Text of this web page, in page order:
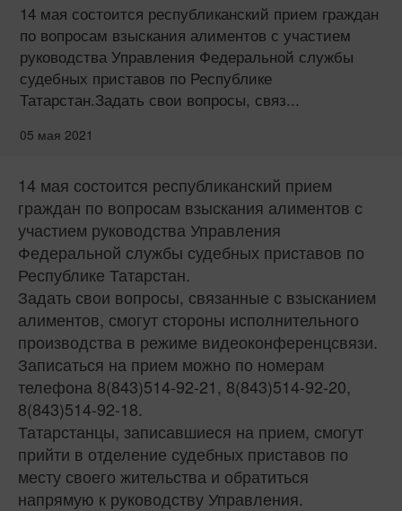
14 мая состоится республиканский прием граждан
по вопросам взыскания алиментов с участием
руководства Управления Федеральной службы
судебных приставов по Республике
Татарстан.Задать свои вопросы, связ...
05 мая 2021
14 мая состоится республиканский прием
граждан по вопросам взыскания алиментов с
участием руководства Управления
Федеральной службы судебных приставов по
Республике Татарстан.
Задать свои вопросы, связанные с взысканием
алиментов, смогут стороны исполнительного
производства в режиме видеоконференцсвязи.
Записаться на прием можно по номерам
телефона 8(843)514-92-21, 8(843)514-92-20,
8(843)514-92-18.
Татарстанцы, записавшиеся на прием, смогут
прийти в отделение судебных приставов по
месту своего жительства и обратиться
напрямую к руководству Управления.